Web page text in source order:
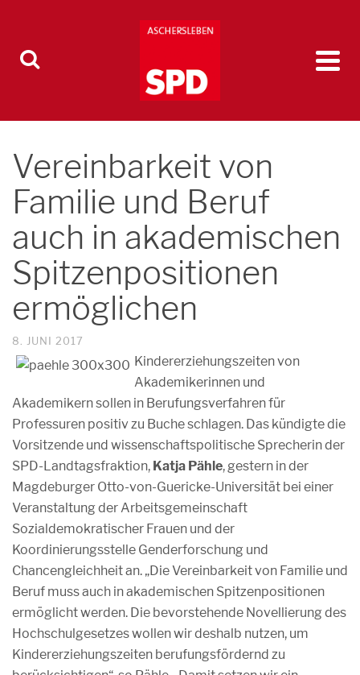
Vereinbarkeit von
Familie und Beruf
auch in akademischen
Spitzenpositionen
ermöglichen
8. JUNI 2017
Kindererziehungszeiten von
Akademikerinnen und
Akademikern sollen in Berufungsverfahren für
Professuren positiv zu Buche schlagen. Das kündigte die
Vorsitzende und wissenschaftspolitische Sprecherin der
SPD-Landtagsfraktion, Katja Pähle, gestern in der
Magdeburger Otto-von-Guericke-Universität bei einer
Veranstaltung der Arbeitsgemeinschaft
Sozialdemokratischer Frauen und der
Koordinierungsstelle Genderforschung und
Chancengleichheit an. „Die Vereinbarkeit von Familie und
Beruf muss auch in akademischen Spitzenpositionen
ermöglicht werden. Die bevorstehende Novellierung des
Hochschulgesetzes wollen wir deshalb nutzen, um
Kindererziehungszeiten berufungsfördernd zu